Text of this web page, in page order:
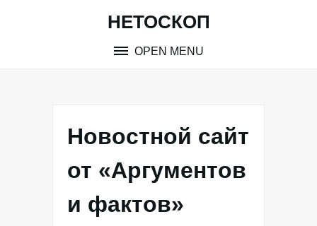
НЕТОСКОП
OPEN MENU
Новостной сайт
от «Аргументов
и фактов»